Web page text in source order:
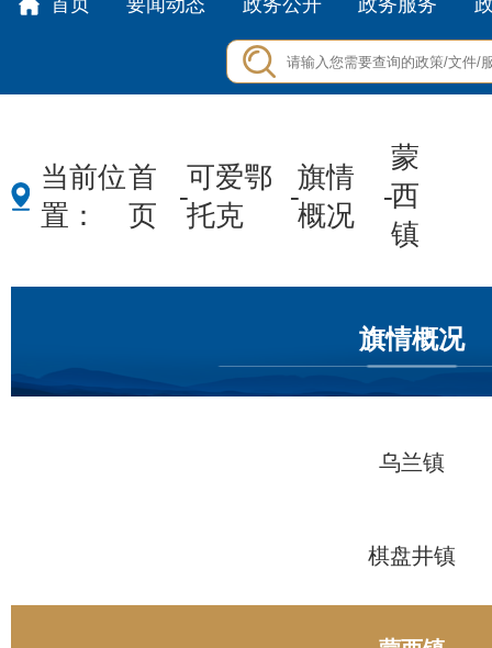
首页 要闻动态 政务公开 政务服务
当前位
置：
首
页
-
可爱鄂
托克
-
旗情
概况
-
蒙
西
镇
旗情概况
乌兰镇
棋盘井镇